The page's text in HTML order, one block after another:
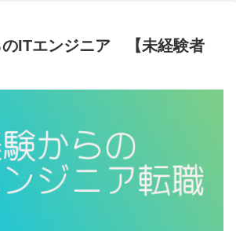
のITエンジニア 【未経験者